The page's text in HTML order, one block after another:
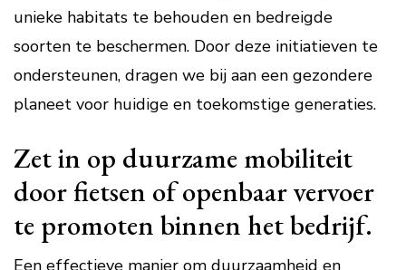
unieke habitats te behouden en bedreigde
soorten te beschermen. Door deze initiatieven te
ondersteunen, dragen we bij aan een gezondere
planeet voor huidige en toekomstige generaties.
Zet in op duurzame mobiliteit
door fietsen of openbaar vervoer
te promoten binnen het bedrijf.
Een effectieve manier om duurzaamheid en